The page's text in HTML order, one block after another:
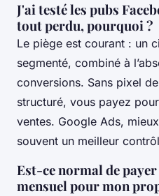
J'ai testé les pubs
tout perdu, pourquoi ?
Le piège est courant : un
segmenté, combiné à
conversions. Sans pixel
structuré, vous payez
ventes. Google Ads,
souvent un meilleur
Est-ce normal de
mensuel pour mon